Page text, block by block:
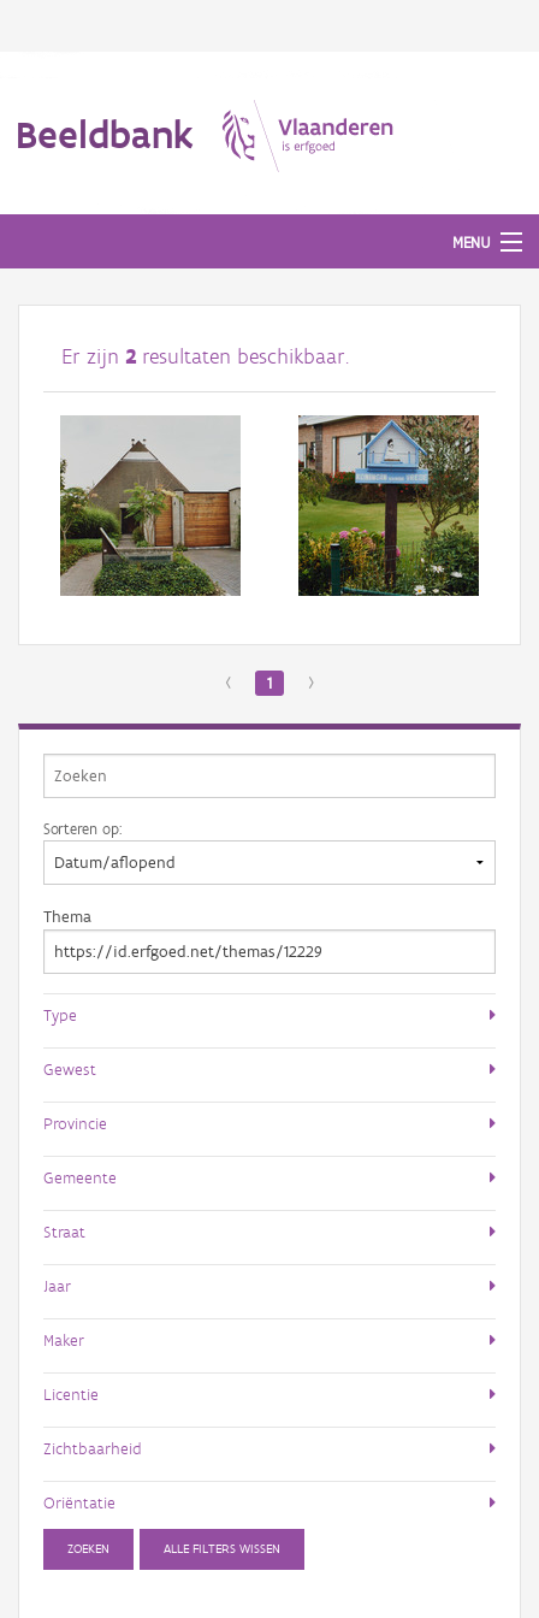
Beeldbank
MENU
Afbeeldingen
#BeeldIndeKijker
Over ons
Aanmelden
Er zijn 2 resultaten beschikbaar.
‹ 1 ›
Sorteren op:
Thema
Type
Gewest
Provincie
Gemeente
Straat
Jaar
Maker
Licentie
Zichtbaarheid
Oriëntatie
ZOEKEN ALLE FILTERS WISSEN